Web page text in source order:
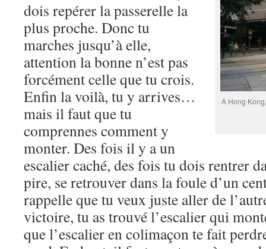
A Hong
dois repérer la passerelle la
plus proche. Donc tu
marches jusqu’à elle,
attention la bonne n’est pas
forcément celle que tu crois.
Enfin la voilà, tu y arrives…
mais il faut que tu
comprennes comment y
monter. Des fois il y a un
escalier caché, des fois tu dois rentrer
pire, se retrouver dans la foule d’un
rappelle que tu veux juste aller de
victoire, tu as trouvé l’escalier qui
que l’escalier en colimaçon te fait